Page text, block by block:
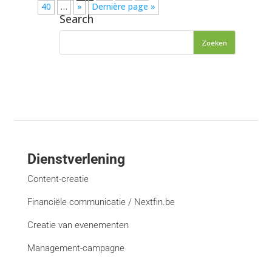
40
… » Dernière page »
Search
Dienstverlening
Content-creatie
Financiële communicatie / Nextfin.be
Creatie van evenementen
Management-campagne